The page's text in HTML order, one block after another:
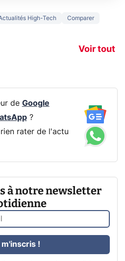
High-Tech Comparer
Voir tout
5
prochaine
de Google
?
rater de l'actu
à notre newsletter
m'inscris !